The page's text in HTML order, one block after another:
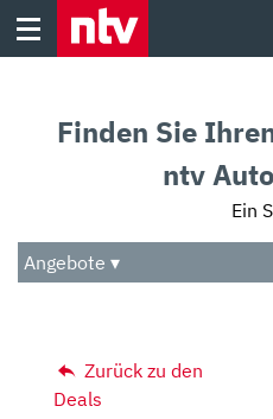
Skip
Audio
Das Beste
Finden Sie
ntv
Ein
Angebote ▾
Zurück zu den
Deals